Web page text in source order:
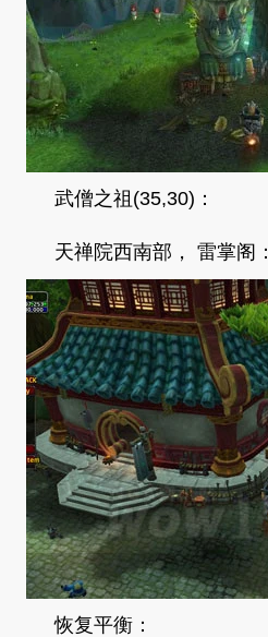
武僧之祖(35,30)：
天禅院西南部， 雷掌阁：
恢复平衡：